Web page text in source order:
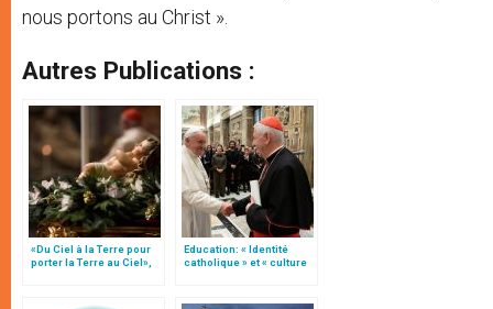
nous portons au Christ ».
Autres Publications :
«Du Ciel à la Terre pour
porter la Terre au Ciel»,
Education: « Identité
catholique » et « culture
complet)